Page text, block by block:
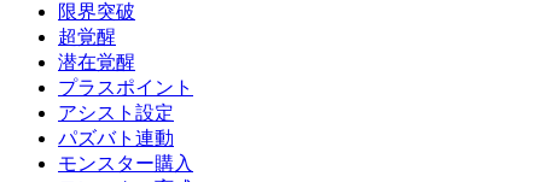
限界突破
超覚醒
潜在覚醒
プラスポイント
アシスト設定
パズバト連動
モンスター購入